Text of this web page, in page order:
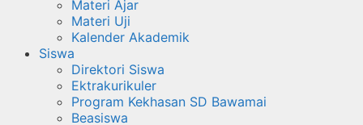
Materi Ajar
Materi Uji
Kalender Akademik
Siswa
Direktori Siswa
Ektrakurikuler
Program Kekhasan SD Bawamai
Beasiswa